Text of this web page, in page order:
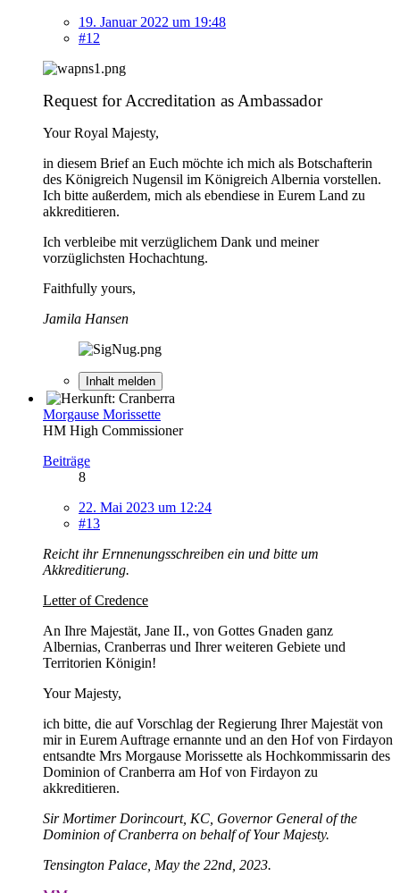
19. Januar 2022 um 19:48
#12
Request for Accreditation as Ambassador
Your Royal Majesty,
in diesem Brief an Euch möchte ich mich als Botschafterin
des Königreich Nugensil im Königreich Albernia vorstellen.
Ich bitte außerdem, mich als ebendiese in Eurem Land zu
akkreditieren.
Ich verbleibe mit verzüglichem Dank und meiner
vorzüglichsten Hochachtung.
Faithfully yours,
Jamila Hansen
Inhalt melden
Morgause Morissette
HM High Commissioner
Beiträge
8
22. Mai 2023 um 12:24
#13
Reicht ihr Ernnenungsschreiben ein und bitte um
Akkreditierung.
Letter of Credence
An Ihre Majestät, Jane II., von Gottes Gnaden ganz
Albernias, Cranberras und Ihrer weiteren Gebiete und
Territorien Königin!
Your Majesty,
ich bitte, die auf Vorschlag der Regierung Ihrer Majestät von
mir in Eurem Auftrage ernannte und an den Hof von Firdayon
entsandte Mrs Morgause Morissette als Hochkommissarin des
Dominion of Cranberra am Hof von Firdayon zu
akkreditieren.
Sir Mortimer Dorincourt, KC, Governor General of the
Dominion of Cranberra on behalf of Your Majesty.
Tensington Palace, May the 22nd, 2023.